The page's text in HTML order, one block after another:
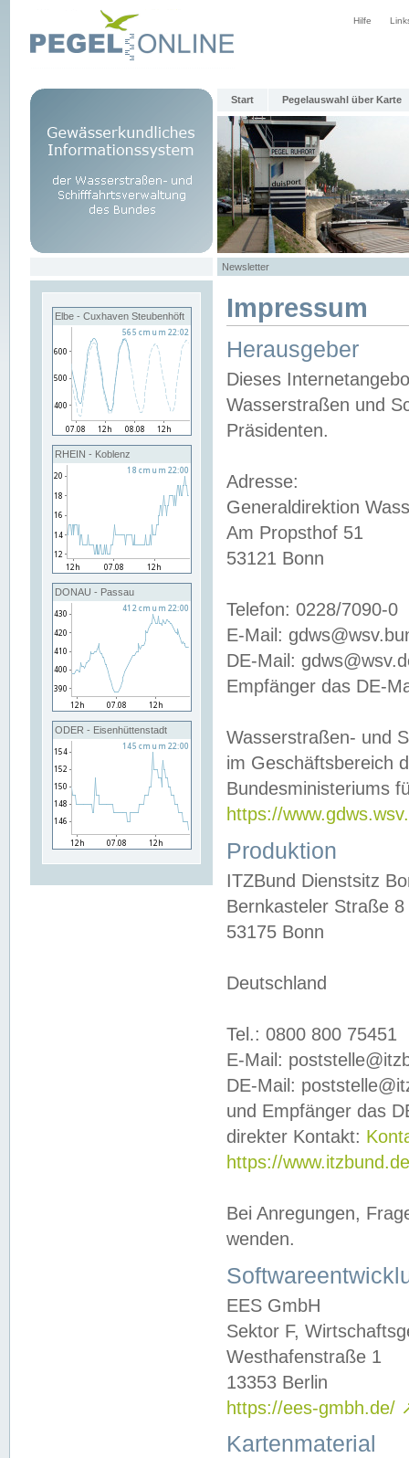
Hilfe
Start Pegelauswahl über Karte
Newsletter
Elbe - Cuxhaven Steubenhöft
RHEIN - Koblenz
DONAU - Passau
ODER - Eisenhüttenstadt
Impressum
Herausgeber
Dieses
Wasserstraßen und
Präsidenten.
Adresse:
Generaldirektion
Am Propsthof 51
53121 Bonn
Telefon: 0228/7090-0
E-Mail:
DE-Mail:
Empfänger das DE-
Wasserstraßen- und
im Geschäftsbereich
Bundesministeriums
https://
Produktion
ITZBund Dienstsitz
Bernkasteler Straße 8
53175 Bonn
Deutschland
Tel.: 0800 800 75451
E-Mail:
DE-Mail:
und Empfänger das
direkter Kontakt:
https://
Bei Anregungen,
wenden.
EES GmbH
Sektor F,
Westhafenstraße 1
13353 Berlin
https://ees-gmbh.de/
Kartenmaterial